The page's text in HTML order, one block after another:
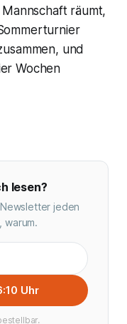
räumt,
und
Wochen
lesen?
jeden
warum.
Uhr